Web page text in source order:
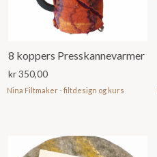
8 koppers Presskannevarmer
kr350,00
Nina Filtmaker - filtdesign og kurs